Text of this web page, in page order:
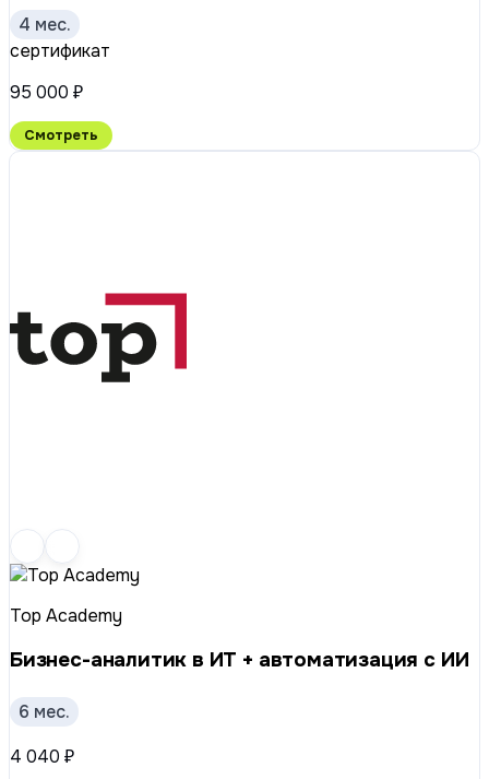
4 мес.
сертификат
95 000 ₽
Смотреть
Top Academy
Бизнес-аналитик в ИТ + автоматизация с ИИ
6 мес.
4 040 ₽